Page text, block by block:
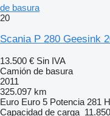
de basura
20
Scania P 280 Geesink
13.500 € Sin IVA
Camión de basura
2011
325.097 km
Euro Euro 5 Potencia 281
Capacidad de carga